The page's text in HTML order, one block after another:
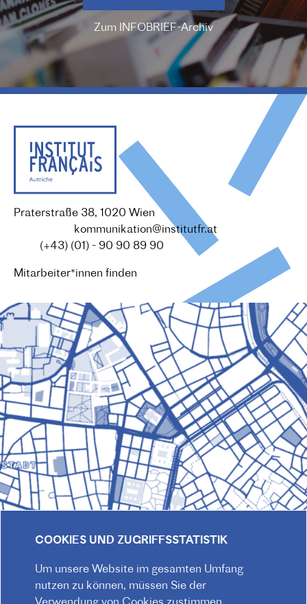
Zum INFOBRIEF-Archiv
Praterstraße 38, 1020 Wien
kommunikation@institutfr.at
(+43) (01) - 90 90 89 90
Mitarbeiter*innen finden
Impressum Datenschutz
Hausordnung
Kontakt
AGB
COOKIES UND ZUGRIFFSSTATISTIK
Um unsere Website im gesamten Umfang
nutzen zu können, müssen Sie der